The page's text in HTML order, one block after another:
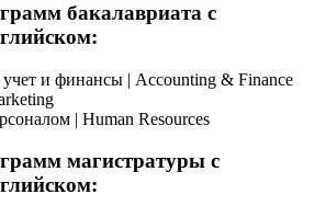
бакалавриата с
учет и финансы | Accounting & Finance
| Human Resources
магистратуры с